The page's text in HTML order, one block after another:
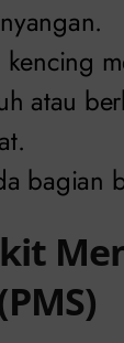
kencing
atau
bagian